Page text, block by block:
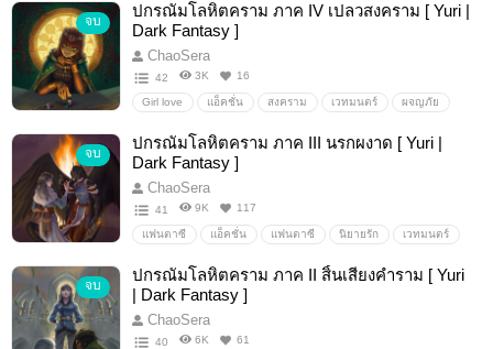
GirlLove/Yuri bdsm ต่อสู้ แอ็คชั่น ดราม่า
จบ
ปกรณัมโลหิตคราม ภาค IV เปลวสงคราม [ Yuri |
Dark Fantasy ]
ChaoSera
42 3K 16
Girl love แอ็คชั่น สงคราม เวทมนตร์ ผจญภัย
GirlLove/Yuri bdsm ต่อสู้ Action Fantasy
จบ
ปกรณัมโลหิตคราม ภาค III นรกผงาด [ Yuri |
Dark Fantasy ]
ChaoSera
41 9K 117
แฟนตาซี แอ็คชั่น แฟนตาซี นิยายรัก เวทมนตร์
มาร เทพ DarkFantasy GirlLove/Yuri GirlLove
จบ
ปกรณัมโลหิตคราม ภาค II สิ้นเสียงคำราม [ Yuri
| Dark Fantasy ]
ChaoSera
40 6K 61